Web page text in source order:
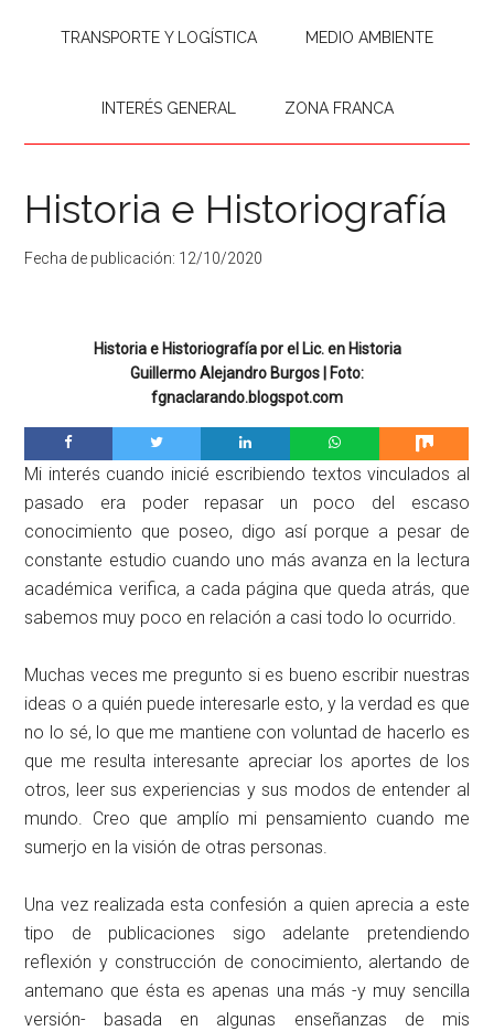
TRANSPORTE Y LOGÍSTICA MEDIO AMBIENTE
INTERÉS GENERAL ZONA FRANCA
Historia e Historiografía
Fecha de publicación: 12/10/2020
Historia e Historiografía por el Lic. en Historia
Guillermo Alejandro Burgos | Foto:
fgnaclarando.blogspot.com
Mi interés cuando inicié escribiendo textos vinculados al
pasado era poder repasar un poco del escaso
conocimiento que poseo, digo así porque a pesar de
constante estudio cuando uno más avanza en la lectura
académica verifica, a cada página que queda atrás, que
sabemos muy poco en relación a casi todo lo ocurrido.
Muchas veces me pregunto si es bueno escribir nuestras
ideas o a quién puede interesarle esto, y la verdad es que
no lo sé, lo que me mantiene con voluntad de hacerlo es
que me resulta interesante apreciar los aportes de los
otros, leer sus experiencias y sus modos de entender al
mundo. Creo que amplío mi pensamiento cuando me
sumerjo en la visión de otras personas.
Una vez realizada esta confesión a quien aprecia a este
tipo de publicaciones sigo adelante pretendiendo
reflexión y construcción de conocimiento, alertando de
antemano que ésta es apenas una más -y muy sencilla
versión- basada en algunas enseñanzas de mis